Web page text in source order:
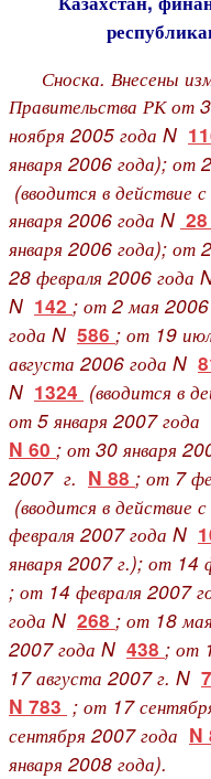
Сноска. Внесены
Правительства РК от
ноября 2005 года N
января 2006 года); от
(вводится в действие
января 2006 года N 28
января 2006 года); от
28 февраля 2006 года
N 142 ; от 2 мая 2006
года N 586 ; от 19
августа 2006 года N
N 1324 (вводится в
от 5 января 2007 года
N 60 ; от 30 января
2007 г. N 88 ; от 7
(вводится в действие
февраля 2007 года N
января 2007 г.); от 14
; от 14 февраля 2007
года N 268 ; от 18
2007 года N 438 ; от
17 августа 2007 г. N
N 783 ; от 17
сентября 2007 года N
января 2008 года).